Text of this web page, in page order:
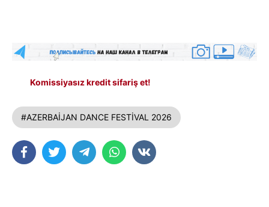
Komissiyasız kredit sifariş et!
#AZERBAİJAN DANCE FESTİVAL 2026